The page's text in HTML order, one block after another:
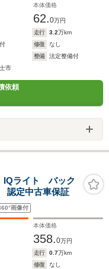
本体価格
62.0万円
走行 3.2万km
修復
なし
整備
法定整備付
市
依頼
IQライト バック
定中古車保証
画像付
本体価格
358.0万円
走行 0.7万km
修復
なし